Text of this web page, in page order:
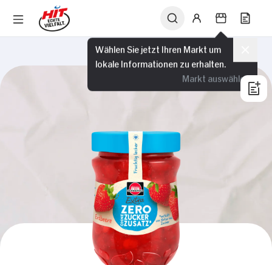
Wählen Sie jetzt Ihren Markt um
lokale Informationen zu erhalten.
Markt auswählen